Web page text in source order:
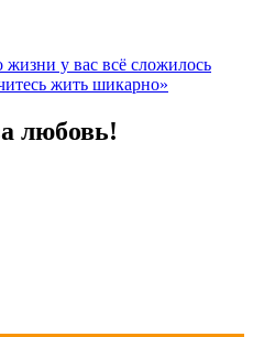
жизни у вас всё сложилось
жить шикарно»
любовь!